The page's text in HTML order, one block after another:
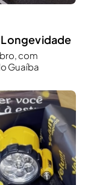
com
Guaíba